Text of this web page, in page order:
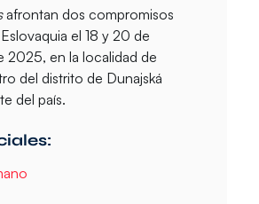
afrontan dos compromisos
el 18 y 20 de
2025, en la localidad de
del distrito de Dunajská
del país.